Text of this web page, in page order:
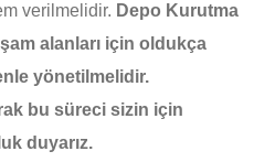
verilmelidir. Depo Kurutma
alanları için oldukça
yönetilmelidir.
bu süreci sizin için
duyarız.